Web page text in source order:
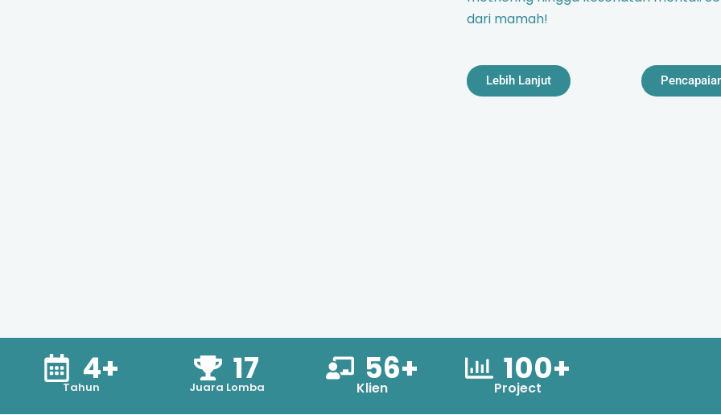
dari mamah!
Lebih Lanjut
4+
Tahun 17
Juara Lomba 56+
Klien
100+
Project